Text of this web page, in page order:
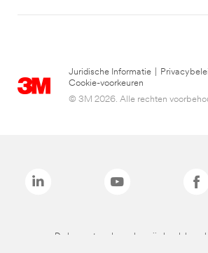
Juridische Informatie
Cookie-voorkeuren
© 3M 2026. Alle rechten
De bovenstaande merken zijn